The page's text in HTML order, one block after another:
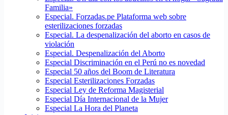
Familia»
Especial. Forzadas.pe Plataforma web sobre
esterilizaciones forzadas
Especial. La despenalización del aborto en casos de
violación
Especial. Despenalización del Aborto
Especial Discriminación en el Perú no es novedad
Especial 50 años del Boom de Literatura
Especial Esterilizaciones Forzadas
Especial Ley de Reforma Magisterial
Especial Día Internacional de la Mujer
Especial La Hora del Planeta